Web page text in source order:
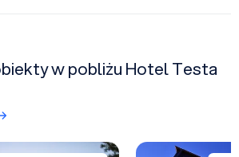
w pobliżu Hotel Testa
Hotel Amber